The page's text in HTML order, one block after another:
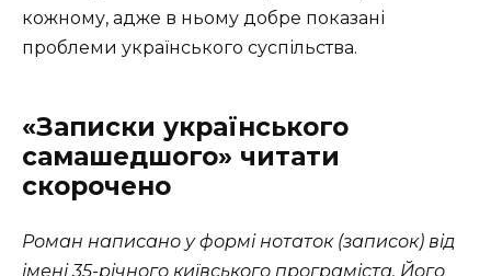
кожному, адже в ньому добре показані
проблеми українського суспільства.
«Записки українського
самашедшого» читати
скорочено
Роман написано у формі нотаток (записок) від
імені 35-річного київського програміста. Його